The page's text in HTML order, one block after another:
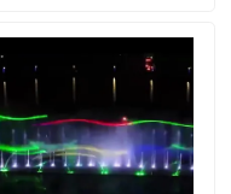
خانه
محصولات